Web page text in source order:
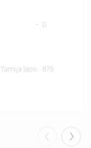
- 0
Tarnija laos: 875
Eelmised